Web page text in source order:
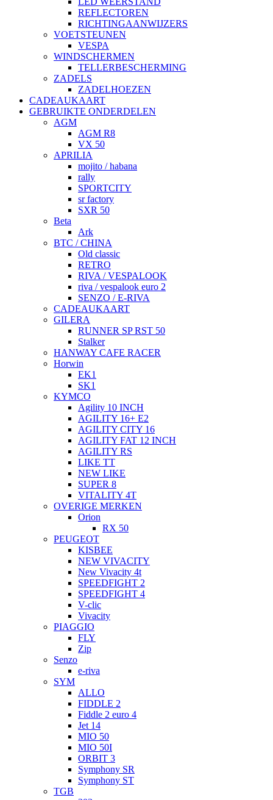
REFLECTOREN
RICHTINGAANWIJZERS
VOETSTEUNEN
VESPA
WINDSCHERMEN
TELLERBESCHERMING
ZADELS
ZADELHOEZEN
CADEAUKAART
GEBRUIKTE ONDERDELEN
AGM
AGM R8
VX 50
APRILIA
mojito / habana
rally
SPORTCITY
sr factory
SXR 50
Beta
Ark
BTC / CHINA
Old classic
RETRO
RIVA / VESPALOOK
riva / vespalook euro 2
SENZO / E-RIVA
CADEAUKAART
GILERA
RUNNER SP RST 50
Stalker
HANWAY CAFE RACER
Horwin
EK1
SK1
KYMCO
Agility 10 INCH
AGILITY 16+ E2
AGILITY CITY 16
AGILITY FAT 12 INCH
AGILITY RS
LIKE TT
NEW LIKE
SUPER 8
VITALITY 4T
OVERIGE MERKEN
Orion
RX 50
PEUGEOT
KISBEE
NEW VIVACITY
New Vivacity 4t
SPEEDFIGHT 2
SPEEDFIGHT 4
V-clic
Vivacity
PIAGGIO
FLY
Zip
Senzo
e-riva
SYM
ALLO
FIDDLE 2
Fiddle 2 euro 4
Jet 14
MIO 50
MIO 50I
ORBIT 3
Symphony SR
Symphony ST
TGB